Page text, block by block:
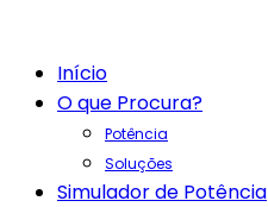
Início
O que Procura?
Potência
Soluções
Simulador de Potência